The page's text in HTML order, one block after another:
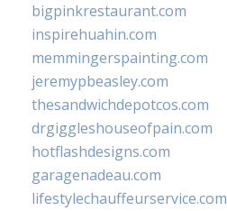
bigpinkrestaurant.com
inspirehuahin.com
memmingerspainting.com
jeremypbeasley.com
thesandwichdepotcos.com
drgiggleshouseofpain.com
hotflashdesigns.com
garagenadeau.com
lifestylechauffeurservice.com